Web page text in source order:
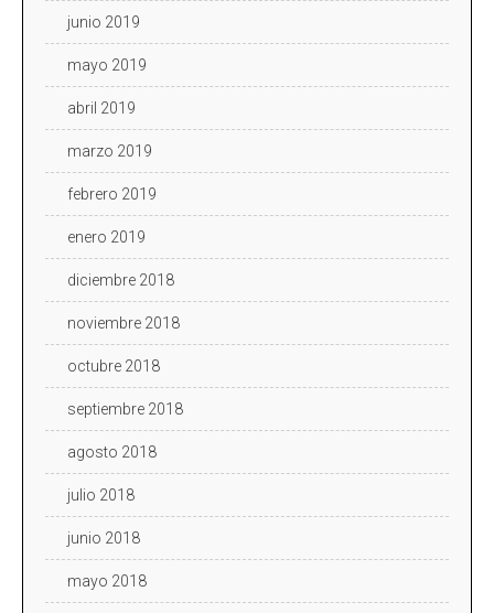
junio 2019
mayo 2019
abril 2019
marzo 2019
febrero 2019
enero 2019
diciembre 2018
noviembre 2018
octubre 2018
septiembre 2018
agosto 2018
julio 2018
junio 2018
mayo 2018